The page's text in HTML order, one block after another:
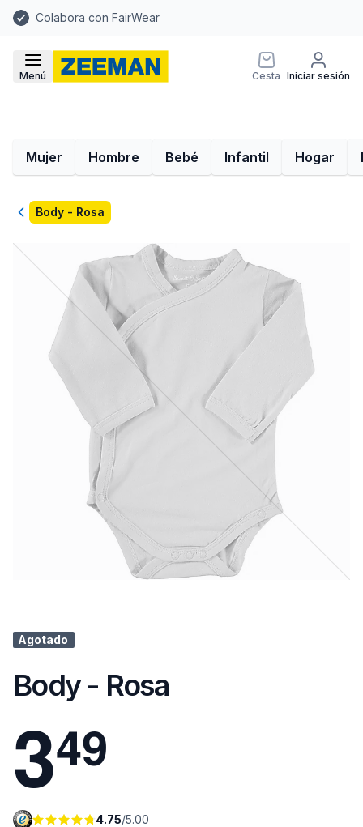
Colabora con FairWear
Menú Cesta Iniciar sesión
Mujer Hombre Bebé Infantil Hogar
VolverBody - Rosa
Agotado
Body - Rosa
349
4.75/5.00